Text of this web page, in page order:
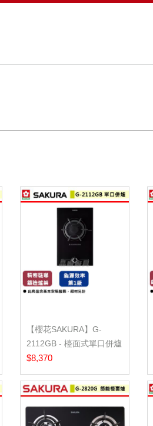
【櫻花SAKURA】G-
2112GB - 檯面式單口併爐
- (含基本安...
$8,370